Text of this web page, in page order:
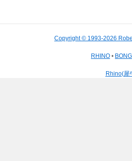
Copyright © 1993-2026
RHINO •
Rhino(犀